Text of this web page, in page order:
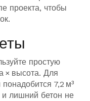
проекта, чтобы
простую
× высота. Для
7,2 м³
и лишний бетон не